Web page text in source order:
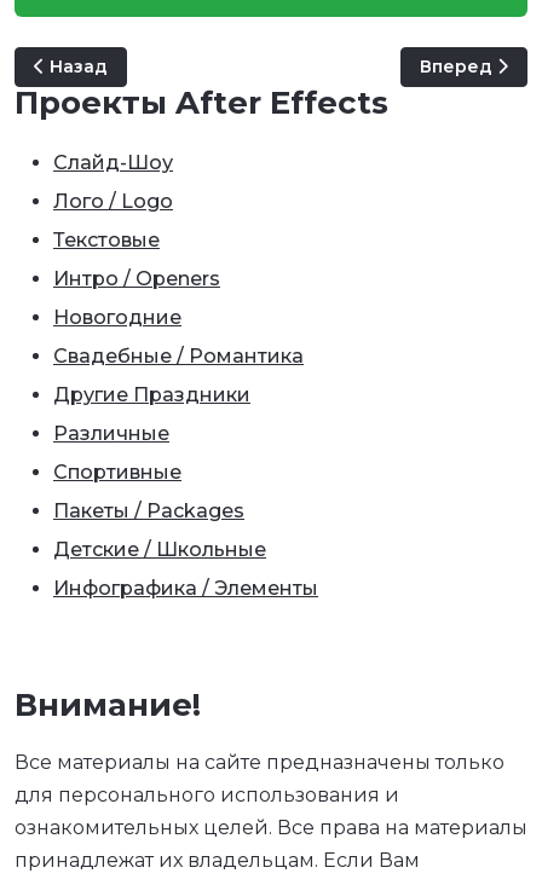
Предыдущий: Broadcast Design Fx One
Назад Следующий:
Вперед
Проекты After Effects
Слайд-Шоу
Лого / Logo
Текстовые
Интро / Openers
Новогодние
Свадебные / Романтика
Другие Праздники
Различные
Спортивные
Пакеты / Packages
Детские / Школьные
Инфографика / Элементы
Внимание!
Все материалы на сайте предназначены только
для персонального использования и
ознакомительных целей. Все права на материалы
принадлежат их владельцам. Если Вам